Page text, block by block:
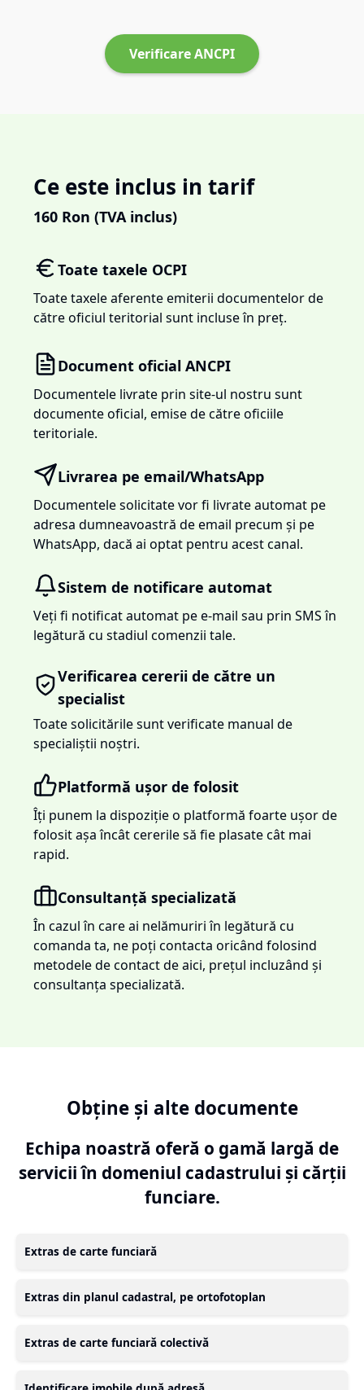
Verificare ANCPI
Ce este inclus in tarif
160 Ron (TVA inclus)
Toate taxele OCPI
Toate taxele aferente emiterii documentelor de
către oficiul teritorial sunt incluse în preț.
Document oficial ANCPI
Documentele livrate prin site-ul nostru sunt
documente oficial, emise de către oficiile
teritoriale.
Livrarea pe email/WhatsApp
Documentele solicitate vor fi livrate automat pe
adresa dumneavoastră de email precum și pe
WhatsApp, dacă ai optat pentru acest canal.
Sistem de notificare automat
Veți fi notificat automat pe e-mail sau prin SMS în
legătură cu stadiul comenzii tale.
Verificarea cererii de către un
specialist
Toate solicitările sunt verificate manual de
specialiștii noștri.
Platformă ușor de folosit
Îți punem la dispoziție o platformă foarte ușor de
folosit așa încât cererile să fie plasate cât mai
rapid.
Consultanță specializată
În cazul în care ai nelămuriri în legătură cu
comanda ta, ne poți contacta oricând folosind
metodele de contact de aici, prețul incluzând și
consultanța specializată.
Obține și alte documente
Echipa noastră oferă o gamă largă de
servicii în domeniul cadastrului și cărții
funciare.
Extras de carte funciară
Extras din planul cadastral, pe ortofotoplan
Extras de carte funciară colectivă